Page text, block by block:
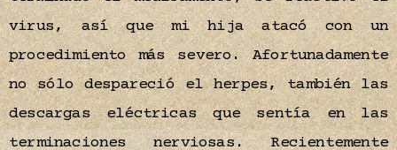
virus, así que mi hija atacó con un
procedimiento más severo. Afortunadamente
no sólo despareció el herpes, también las
descargas eléctricas que sentía en las
terminaciones nerviosas. Recientemente